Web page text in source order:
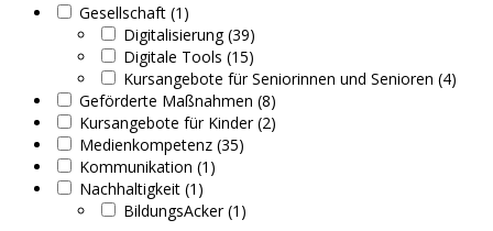
Gesellschaft (1)
Digitalisierung (39)
Digitale Tools (15)
Kursangebote für Seniorinnen und Senioren (4)
Geförderte Maßnahmen (8)
Kursangebote für Kinder (2)
Medienkompetenz (35)
Kommunikation (1)
Nachhaltigkeit (1)
BildungsAcker (1)